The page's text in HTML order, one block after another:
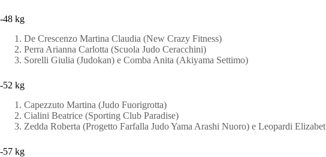
-48 kg
De Crescenzo Martina Claudia (New Crazy Fitness)
Perra Arianna Carlotta (Scuola Judo Ceracchini)
Sorelli Giulia (Judokan) e Comba Anita (Akiyama Settimo)
-52 kg
Capezzuto Martina (Judo Fuorigrotta)
Cialini Beatrice (Sporting Club Paradise)
Zedda Roberta (Progetto Farfalla Judo Yama Arashi Nuoro) e Leopardi
-57 kg